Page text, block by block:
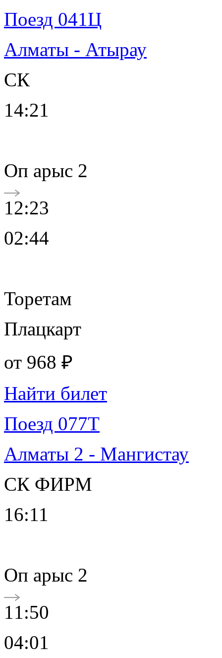
Поезд 041Ц
Алматы - Атырау
СК
14:21
Oп арыс 2
12:23
02:44
Торетам
Плацкарт
от 968 ₽
Найти билет
Поезд 077Т
Алматы 2 - Мангистау
СК ФИРМ
16:11
Oп арыс 2
11:50
04:01